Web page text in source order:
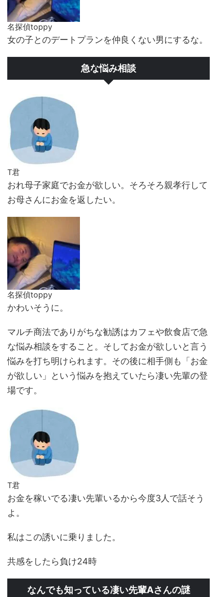
名探偵toppy
女の子とのデートプランを仲良くない男にするな。
急な悩み相談
T君
おれ母子家庭でお金が欲しい。そろそろ親孝行して
お母さんにお金を返したい。
名探偵toppy
かわいそうに。
マルチ商法でありがちな勧誘はカフェや飲食店で急
な悩み相談をすること。そしてお金が欲しいと言う
悩みを打ち明けられます。その後に相手側も「お金
が欲しい」という悩みを抱えていたら凄い先輩の登
場です。
T君
お金を稼いでる凄い先輩いるから今度3人で話そう
よ。
私はこの誘いに乗りました。
共感をしたら負け24時
なんでも知っている凄い先輩Aさんの謎